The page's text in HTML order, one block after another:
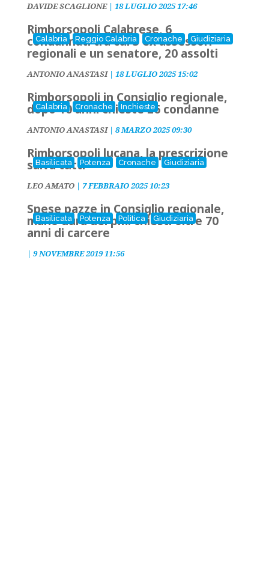
DAVIDE SCAGLIONE| 18 LUGLIO 2025 17:46
Calabria Reggio Calabria Cronache Giudiziaria
Rimborsopoli Calabrese, 6
condannati tra cui 3 ex assessori
regionali e un senatore, 20 assolti
ANTONIO ANASTASI| 18 LUGLIO 2025 15:02
Calabria Cronache Inchieste
Rimborsopoli in Consiglio regionale,
dopo 10 anni chieste 26 condanne
ANTONIO ANASTASI| 8 MARZO 2025 09:30
Basilicata Potenza Cronache Giudiziaria
Rimborsopoli lucana, la prescrizione
salva tutti
LEO AMATO| 7 FEBBRAIO 2025 10:23
Basilicata Potenza Politica Giudiziaria
Spese pazze in Consiglio regionale,
mano dura del pm: chiesti oltre 70
anni di carcere
| 9 NOVEMBRE 2019 11:56